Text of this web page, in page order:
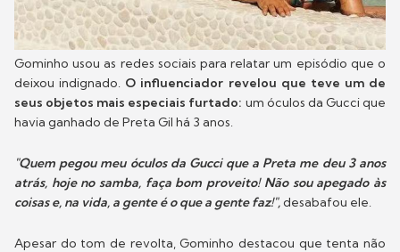
Gominho usou as redes sociais para relatar um episódio que o
deixou indignado. O influenciador revelou que teve um de
seus objetos mais especiais furtado: um óculos da Gucci que
havia ganhado de Preta Gil há 3 anos.
"Quem pegou meu óculos da Gucci que a Preta me deu 3 anos
atrás, hoje no samba, faça bom proveito! Não sou apegado às
coisas e, na vida, a gente é o que a gente faz!",desabafou ele.
Apesar do tom de revolta, Gominho destacou que tenta não